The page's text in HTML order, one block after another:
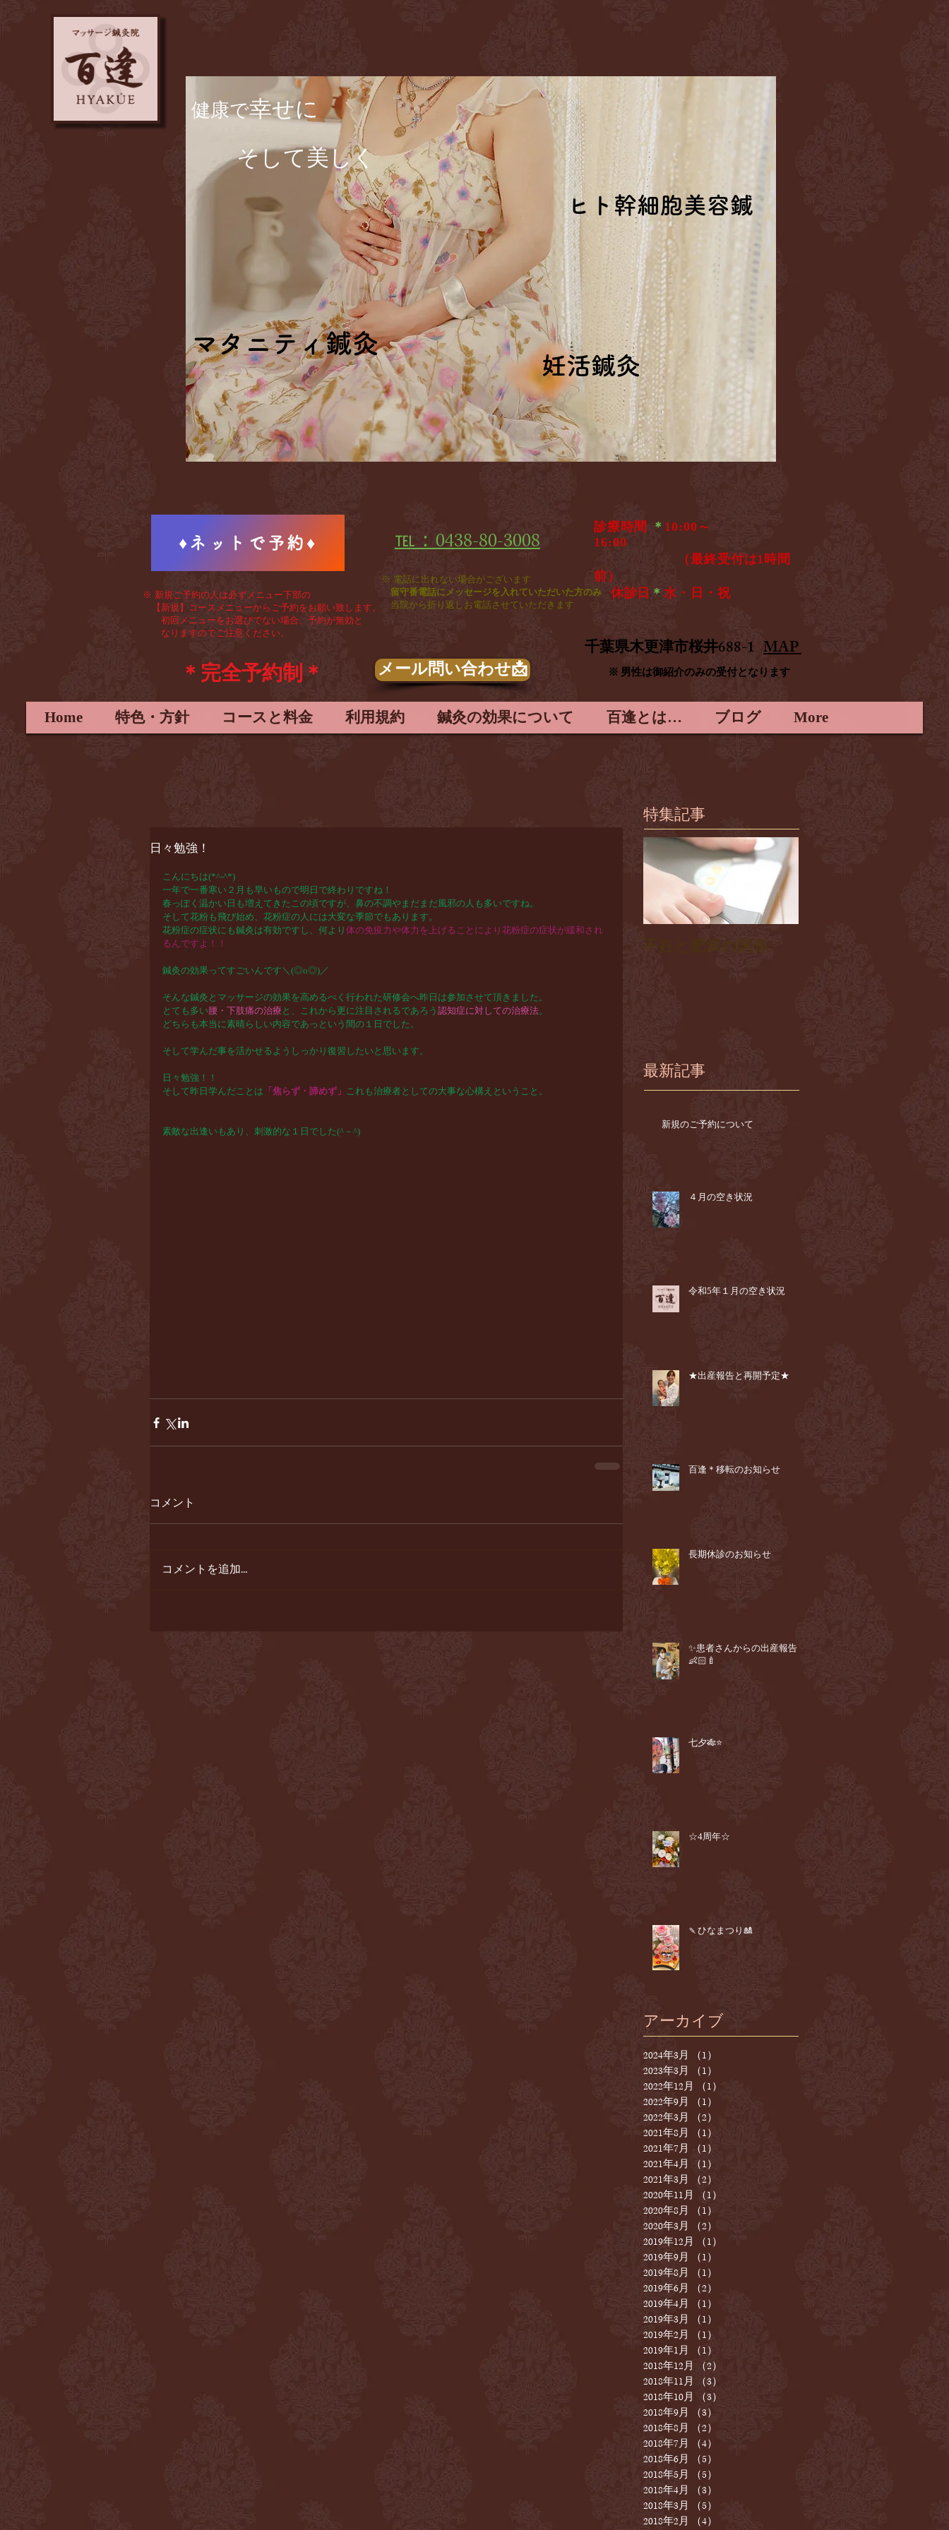
妊活鍼灸
妊活鍼灸
マタニティ鍼灸
マタニティ鍼灸
​健康で幸せに
​ そして美しく
ヒト幹細胞美容鍼
ヒト幹細胞美容鍼
♦ネットで予約♦ ℡：0438-80-3008
​千葉県木更津市桜井688-1 MAP
※ 電話に出れない場合がございます
留守番電話にメッセージを入れていただいた方のみ
当院から折り返しお電話させていただきます
診療時間 ＊ 10:00～
16:00
​ （最終受付は1時間
前）
休診日 ＊水・日・祝​
※ 新規ご予約の人は必ずメニュー下部の
【新規】コースメニューからご予約をお願い致します。
初回メニューをお選びでない場合、予約が無効と
なりますのでご注意ください。
※ 男性は御紹介のみの受付となります
メール問い合わせ📩
＊完全予約制＊
Home 特色・方針 コースと料金 利用規約 鍼灸の効果について 百逢とは… ブログ More
特集記事
日々勉強！
こんにちは(*^-^*)
一年で一番寒い２月も早いもので明日で終わりですね！
春っぽく温かい日も増えてきたこの頃ですが、鼻の不調やまだまだ風邪の人も多いですね。
そして花粉も飛び始め、花粉症の人には大変な季節でもあります。
花粉症の症状にも鍼灸は有効ですし、何より 体の免疫力や体力を上げることにより花粉症の症状が緩和され
るんですよ！！
鍼灸の効果ってすごいんです＼(◎o◎)／
そんな鍼灸とマッサージの効果を高めるべく行われた研修会へ昨日は参加させて頂きました。
とても多い腰・下肢痛の治療 と、これから更に注目されるであろう 認知症に対しての治療法。
どちらも本当に素晴らしい内容であっという間の１日でした。
そして学んだ事を活かせるようしっかり復習したいと思います。
日々勉強！！
そして昨日学んだことは 「焦らず・諦めず」 これも治療者としての大事な心構えということ。
素敵な出逢いもあり、刺激的な１日でした(^－^)
コメント
コメントを追加…
不妊と肥満の関係
最新記事
新規のご予約について
４月の空き状況
令和5年１月の空き状況
★出産報告と再開予定★
百逢＊移転のお知らせ
長期休診のお知らせ
✨患者さんからの出産報告
👶🏻🍼
七夕🎋⭐️
☆4周年☆
🍡ひなまつり🎎
アーカイブ
2024年3月 （1）
2023年3月
（1）
2022年12月
（1）
2022年9月
（1）
2022年3月
（2）
2021年8月
（1）
2021年7月
（1）
2021年4月
（1）
2021年3月
（2）
2020年11月
（1）
2020年8月
（1）
2020年3月
（2）
2019年12月
（1）
2019年9月
（1）
2019年8月
（1）
2019年6月
（2）
2019年4月
（1）
2019年3月
（1）
2019年2月
（1）
2019年1月
（1）
2018年12月
（2）
2018年11月
（3）
2018年10月
（3）
3件の記事
2018年9月
（3）
2018年8月
（2）
2件の記事
2018年7月
（4）
2018年6月
（5）
2018年5月
（5）
2018年4月
（3）
2018年3月
（5）
2018年2月
（4）